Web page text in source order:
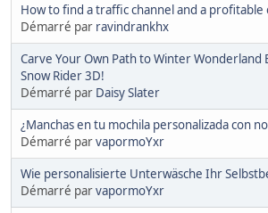
How to find a traffic channel and a
Démarré par ravindrankhx
Carve Your Own Path to Winter Wonderland
Snow Rider 3D!
Démarré par Daisy Slater
¿Manchas en tu mochila personalizada con
Démarré parvapormoYxr
Wie personalisierte Unterwäsche Ihr
Démarré parvapormoYxr